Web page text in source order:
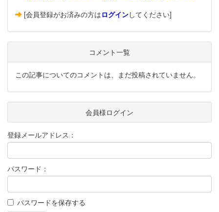
[会員登録がお済みの方はログインしてください]
コメント一覧
この記事についてのコメントは、まだ投稿されていません。
会員様ログイン
登録メールアドレス：
パスワード：
パスワードを保存する